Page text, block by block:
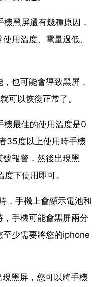
黑屏還有幾種原因，
用溫度、電量過低、
也可能會導致黑屏，
可以恢復正常了。
機最佳的使用溫度是0
35度以上使用時手機
號報警，然後出現黑
下使用即可。
，手機上會顯示電池和
手機可能會黑屏兩分
至少需要將您的iphone
黑屏，您可以將手機